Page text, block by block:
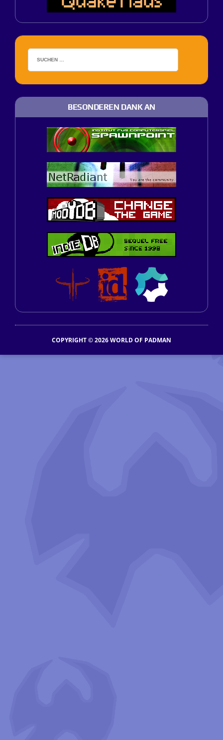
BESONDEREN DANK AN
COPYRIGHT © 2026 WORLD OF PADMAN